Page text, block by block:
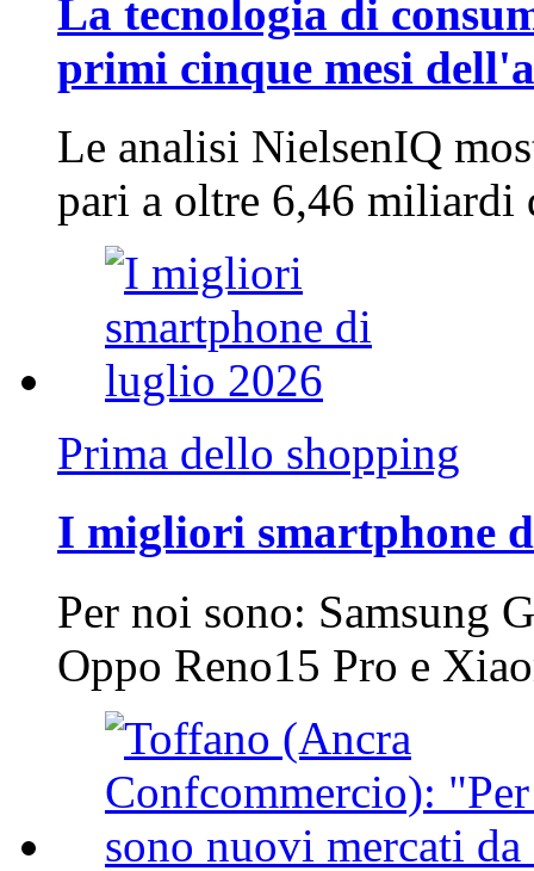
La tecnologia di
primi cinque mesi
Le analisi NielsenIQ
pari a oltre 6,46
Prima dello shopping
I migliori smartphone
Per noi sono: Samsung
Oppo Reno15 Pro e